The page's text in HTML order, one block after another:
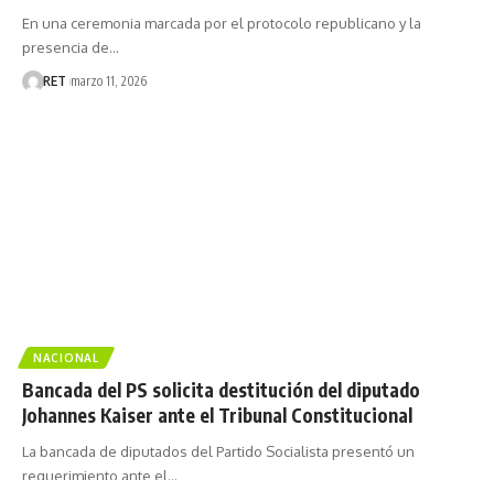
En una ceremonia marcada por el protocolo republicano y la
presencia de…
RET marzo 11, 2026
NACIONAL
Bancada del PS solicita destitución del diputado
Johannes Kaiser ante el Tribunal Constitucional
La bancada de diputados del Partido Socialista presentó un
requerimiento ante el…